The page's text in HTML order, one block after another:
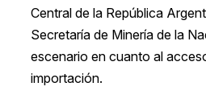
Central de la República
Secretaría de Minería de la
escenario en cuanto al
importación.